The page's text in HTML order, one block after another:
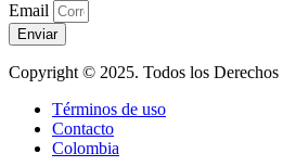
Email
Enviar
Copyright © 2025. Todos los Derechos
Términos de uso
Contacto
Colombia